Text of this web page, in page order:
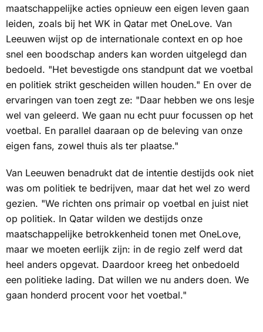
maatschappelijke acties opnieuw een eigen leven gaan
leiden, zoals bij het WK in Qatar met OneLove. Van
Leeuwen wijst op de internationale context en op hoe
snel een boodschap anders kan worden uitgelegd dan
bedoeld. "Het bevestigde ons standpunt dat we voetbal
en politiek strikt gescheiden willen houden." En over de
ervaringen van toen zegt ze: "Daar hebben we ons lesje
wel van geleerd. We gaan nu echt puur focussen op het
voetbal. En parallel daaraan op de beleving van onze
eigen fans, zowel thuis als ter plaatse."
Van Leeuwen benadrukt dat de intentie destijds ook niet
was om politiek te bedrijven, maar dat het wel zo werd
gezien. "We richten ons primair op voetbal en juist niet
op politiek. In Qatar wilden we destijds onze
maatschappelijke betrokkenheid tonen met OneLove,
maar we moeten eerlijk zijn: in de regio zelf werd dat
heel anders opgevat. Daardoor kreeg het onbedoeld
een politieke lading. Dat willen we nu anders doen. We
gaan honderd procent voor het voetbal."